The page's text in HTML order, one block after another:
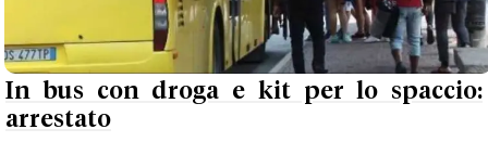
In bus con droga e kit per lo spaccio:
arrestato